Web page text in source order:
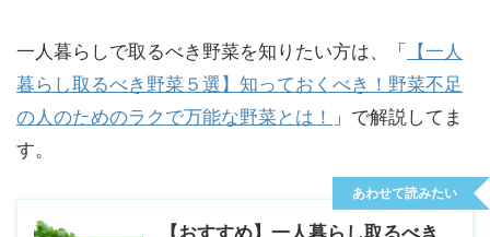
一人暮らしで取るべき野菜を知りたい方は、「
【一人
暮らし取るべき野菜５選】知っておくべき！野菜不足
の人のためのラクで万能な野菜とは！
」で解説してま
す。
あわせて読みたい